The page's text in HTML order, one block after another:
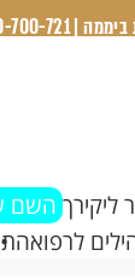
השם
לרפואה